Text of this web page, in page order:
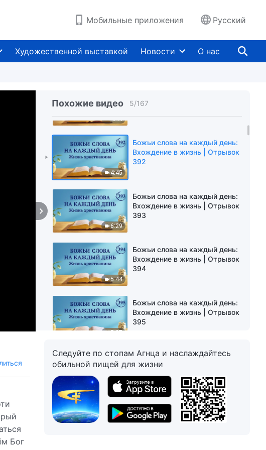
Мобильные приложения Русский
Художественной выставкой Новости О нас
Похожие видео 5/167
Вхождение в жизнь | Отрывок
390
4:44
Вхождение в жизнь | Отрывок
391
4:45
Божьи слова на каждый день:
Вхождение в жизнь | Отрывок
392
6:29
Божьи слова на каждый день:
Вхождение в жизнь | Отрывок
393
5:44
Божьи слова на каждый день:
Вхождение в жизнь | Отрывок
394
5:37
Божьи слова на каждый день:
Вхождение в жизнь | Отрывок
395
10:16
Божьи слова на каждый день:
Вхождение в жизнь | Отрывок
396
Божьи слова на каждый день:
Вхождение в жизнь | Отрывок
Бог
Следуйте по стопам Агнца и наслаждайтесь
обильной пищей для жизни